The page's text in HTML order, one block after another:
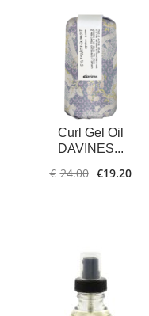
Curl Gel Oil
DAVINES...
€ 24.00 €19.20
AJOUTER
AU PANIER
PLUS
D'INFOS